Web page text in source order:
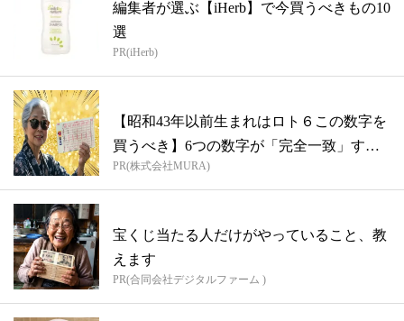
編集者が選ぶ【iHerb】で今買うべきもの10
選
PR(iHerb)
【昭和43年以前生まれはロト６この数字を
買うべき】6つの数字が「完全一致」する
方...
PR(株式会社MURA)
宝くじ当たる人だけがやっていること、教
えます
PR(合同会社デジタルファーム )